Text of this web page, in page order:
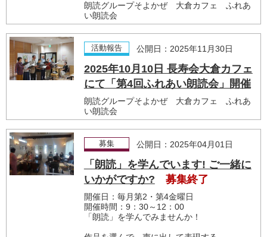
朗読グループそよかぜ 大倉カフェ ふれあ
い朗読会
活動報告 公開日：2025年11月30日
2025年10月10日 長寿会大倉カフェ
にて「第4回ふれあい朗読会」開催
朗読グループそよかぜ 大倉カフェ ふれあ
い朗読会
募集 公開日：2025年04月01日
「朗読」を学んでいます! ご一緒に
いかがですか?
募集終了
開催日：毎月第2・第4金曜日
開催時間：9：30～12：00
「朗読」を学んでみませんか！